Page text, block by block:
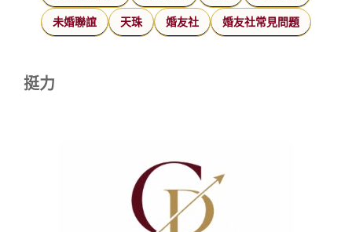
未婚聯誼 天珠 婚友社 婚友社常見問題
挺力